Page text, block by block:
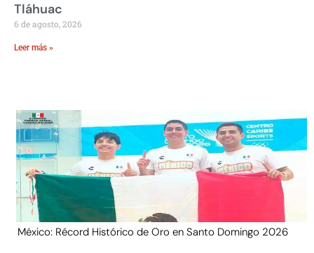
Tláhuac
6 de agosto, 2026
Leer más »
México: Récord Histórico de Oro en Santo Domingo 2026